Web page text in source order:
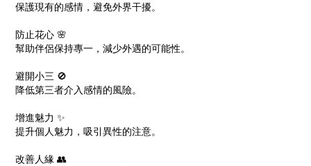
保護現有的感情，避免外界干擾。
防止花心 🌸
幫助伴侶保持專一，減少外遇的可能性。
避開小三 🚫
降低第三者介入感情的風險。
增進魅力 ✨
提升個人魅力，吸引異性的注意。
改善人緣 👥